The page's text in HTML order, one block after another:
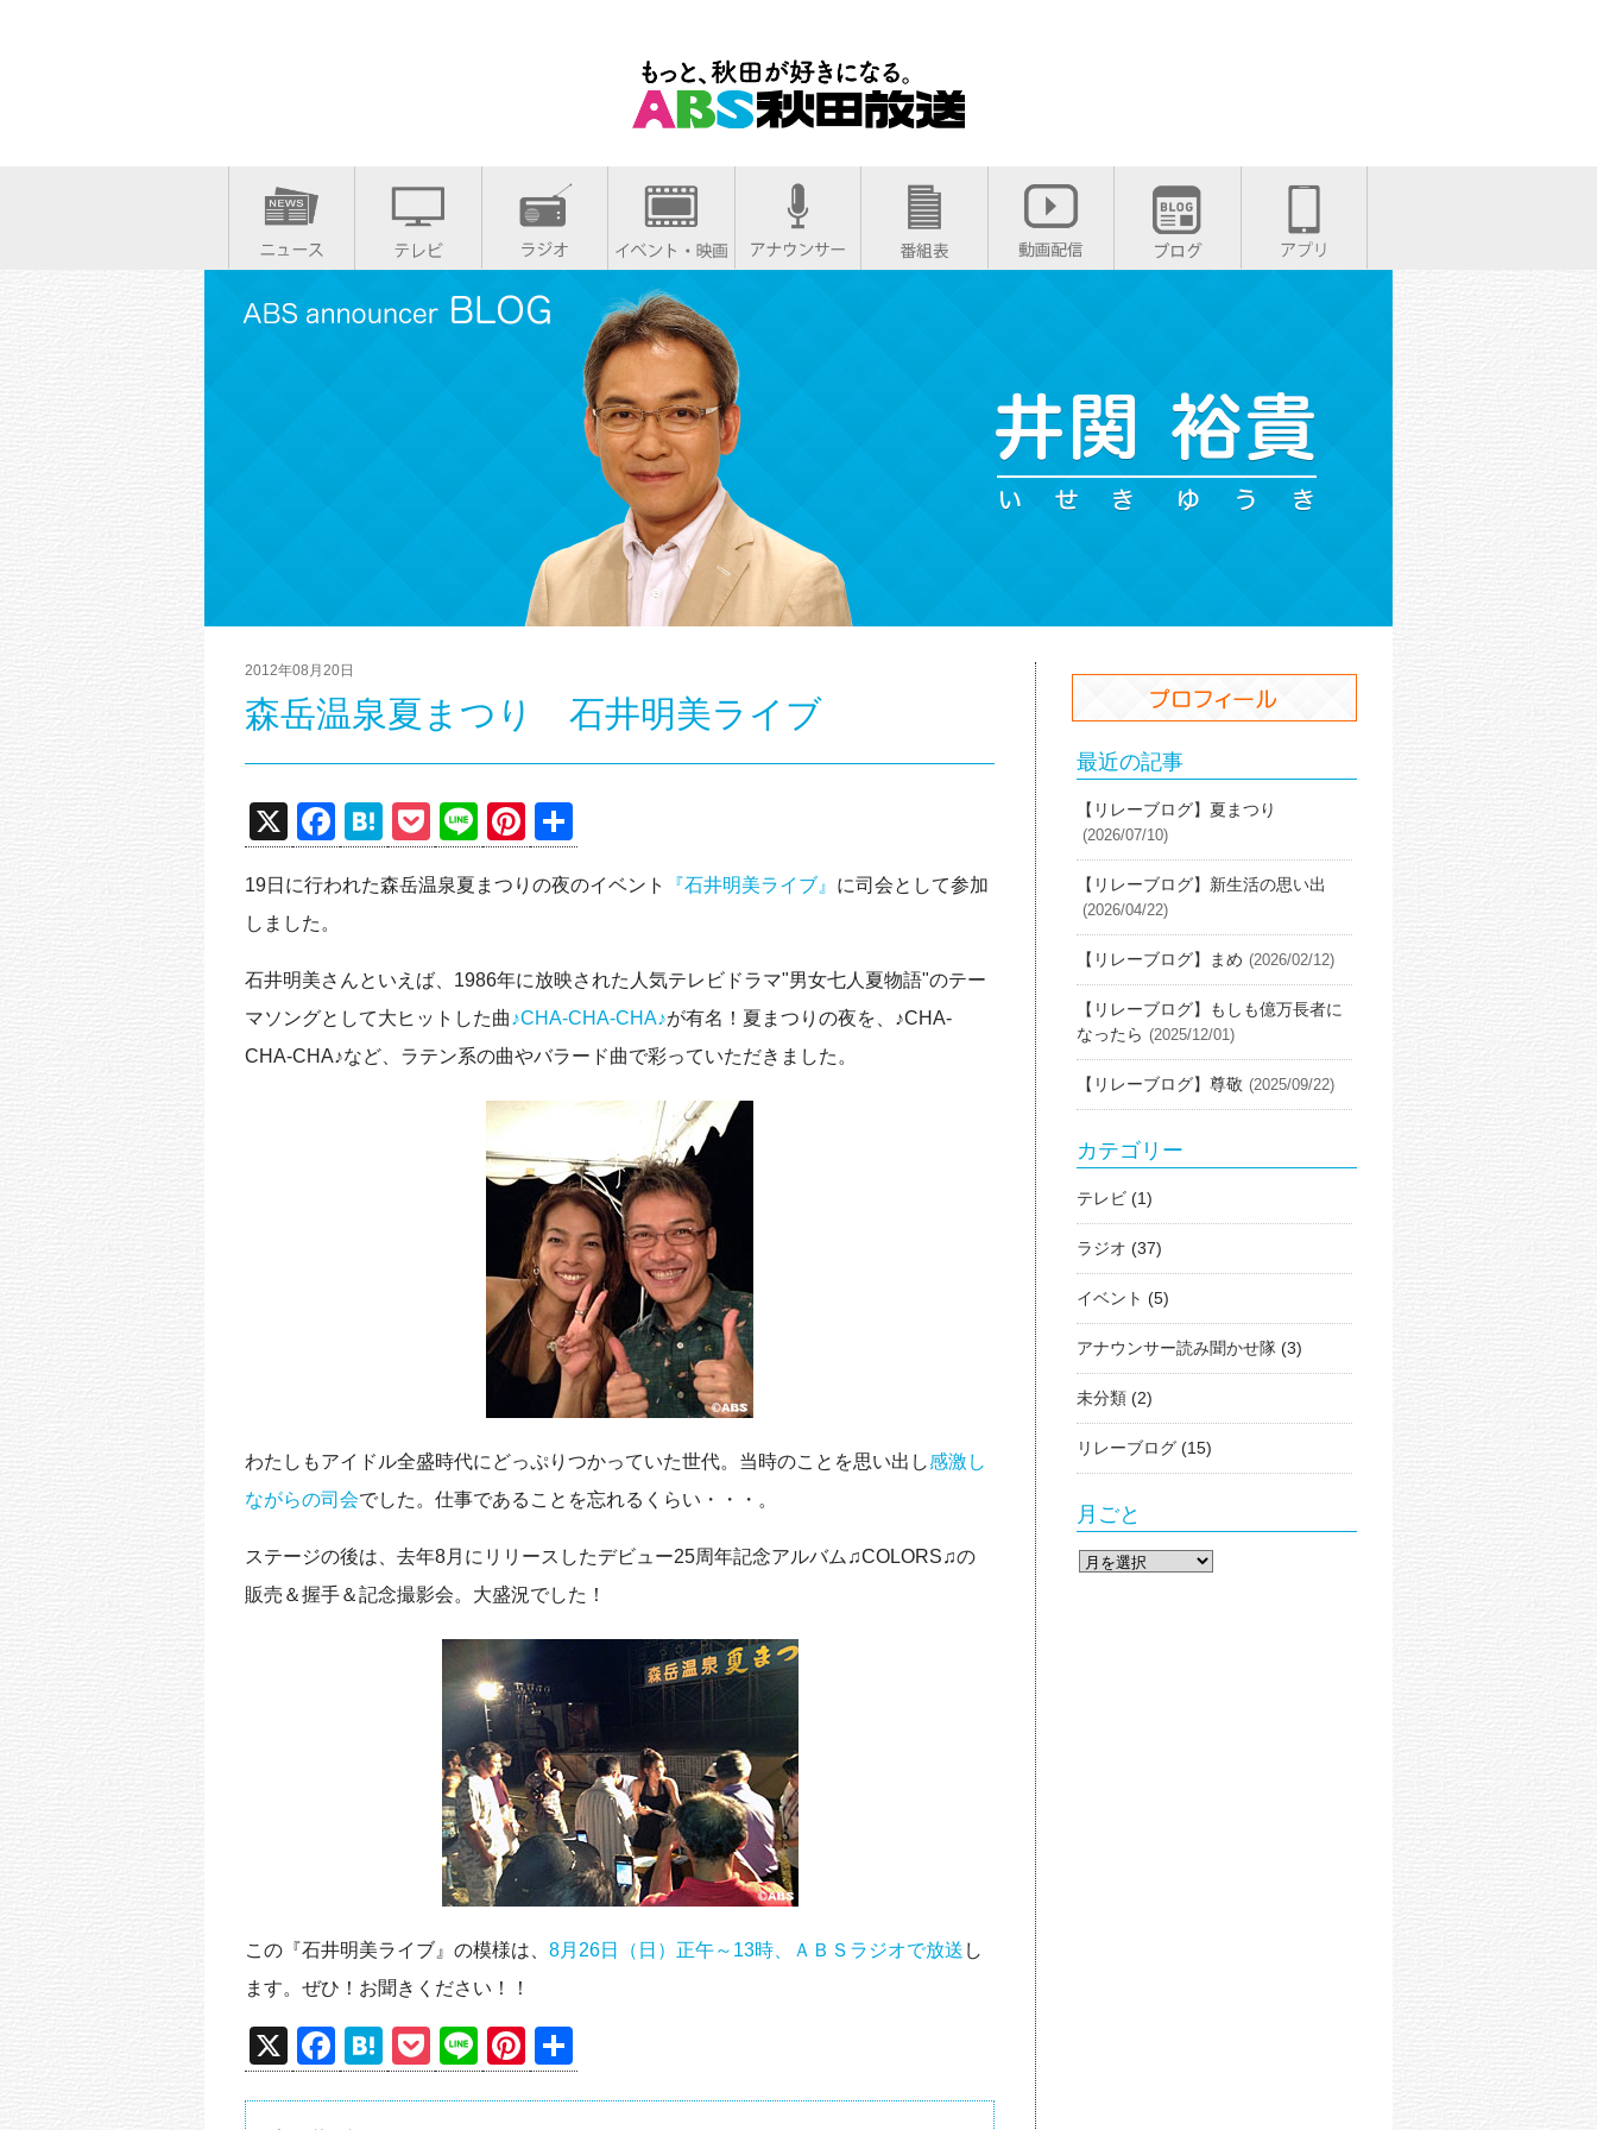
2012年08月20日
森岳温泉夏まつり 石井明美ライブ
X
F
a
c
b
o
o
H
at
e
a
P
o
ck
Li
n
e
Pi
nt
er
st
有
19日に行われた森岳温泉夏まつりの夜のイベント 『石井明美ライブ』 に司会として参加
しました。
石井明美さんといえば、1986年に放映された人気テレビドラマ"男女七人夏物語"のテー
マソングとして大ヒットした曲♪CHA-CHA-CHA♪が有名！夏まつりの夜を、♪CHA-
CHA-CHA♪など、ラテン系の曲やバラード曲で彩っていただきました。
わたしもアイドル全盛時代にどっぷりつかっていた世代。当時のことを思い出し感激し
ながらの司会でした。仕事であることを忘れるくらい・・・。
ステージの後は、去年8月にリリースしたデビュー25周年記念アルバム♫COLORS♫の
販売＆握手＆記念撮影会。大盛況でした！
この『石井明美ライブ』の模様は、 8月26日（日）正午～13時、ＡＢＳラジオで放送 し
ます。ぜひ！お聞きください！！
X
F
a
c
H
at
P
o
Li
n
Pi
nt 有
最近の記事
【リレーブログ】夏まつり
(2026/07/10)
【リレーブログ】新生活の思い出
(2026/04/22)
【リレーブログ】まめ (2026/02/12)
【リレーブログ】もしも億万長者に
なったら (2025/12/01)
【リレーブログ】尊敬 (2025/09/22)
カテゴリー
テレビ (1)
ラジオ (37)
イベント (5)
アナウンサー読み聞かせ隊 (3)
未分類 (2)
リレーブログ (15)
月ごと